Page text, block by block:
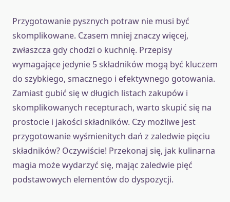
Przygotowanie pysznych potraw nie musi być
skomplikowane. Czasem mniej znaczy więcej,
zwłaszcza gdy chodzi o kuchnię. Przepisy
wymagające jedynie 5 składników mogą być kluczem
do szybkiego, smacznego i efektywnego gotowania.
Zamiast gubić się w długich listach zakupów i
skomplikowanych recepturach, warto skupić się na
prostocie i jakości składników. Czy możliwe jest
przygotowanie wyśmienitych dań z zaledwie pięciu
składników? Oczywiście! Przekonaj się, jak kulinarna
magia może wydarzyć się, mając zaledwie pięć
podstawowych elementów do dyspozycji.